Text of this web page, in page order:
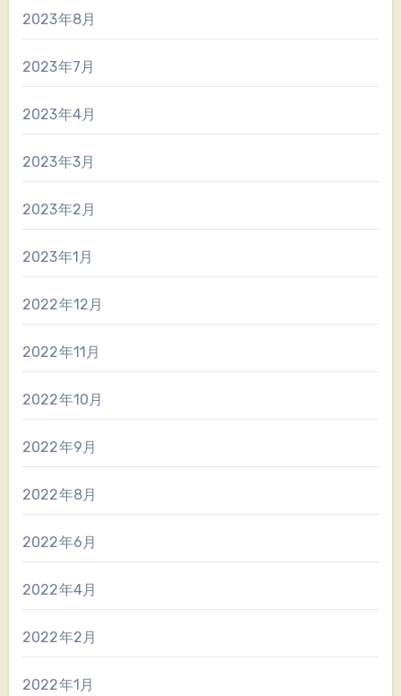
2023年8月
2023年7月
2023年4月
2023年3月
2023年2月
2023年1月
2022年12月
2022年11月
2022年10月
2022年9月
2022年8月
2022年6月
2022年4月
2022年2月
2022年1月